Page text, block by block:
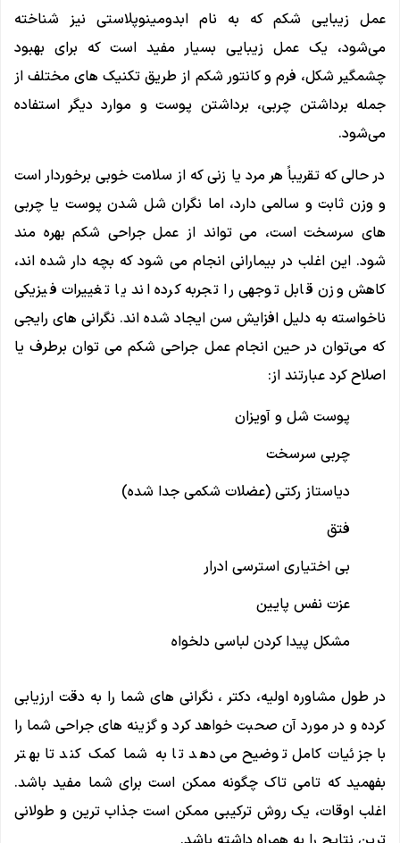
عمل زیبایی شکم که به نام ابدومینوپلاستی نیز شناخته
می‌شود، یک عمل زیبایی بسیار مفید است که برای بهبود
چشمگیر شکل، فرم و کانتور شکم از طریق تکنیک‌ های مختلف از
جمله برداشتن چربی، برداشتن پوست و موارد دیگر استفاده
می‌شود.
در حالی که تقریباً هر مرد یا زنی که از سلامت خوبی برخوردار است
و وزن ثابت و سالمی دارد، اما نگران شل شدن پوست یا چربی
های سرسخت است، می تواند از عمل جراحی شکم بهره مند
شود. این اغلب در بیمارانی انجام می شود که بچه دار شده اند،
کاهش وزن قابل توجهی را تجربه کرده اند یا تغییرات فیزیکی
ناخواسته به دلیل افزایش سن ایجاد شده اند. نگرانی‌ های رایجی
که می‌توان در حین انجام عمل جراحی شکم می توان برطرف یا
اصلاح کرد عبارتند از:
پوست شل و آویزان
چربی سرسخت
دیاستاز رکتی (عضلات شکمی جدا شده)
فتق
بی اختیاری استرسی ادرار
عزت نفس پایین
مشکل پیدا کردن لباسی دلخواه
در طول مشاوره اولیه، دکتر ، نگرانی ‌های شما را به دقت ارزیابی
کرده و در مورد آن صحبت خواهد کرد و گزینه ‌های جراحی شما را
با جزئیات کامل توضیح می‌دهد تا به شما کمک کند تا بهتر
بفهمید که تامی تاک چگونه ممکن است برای شما مفید باشد.
اغلب اوقات، یک روش ترکیبی ممکن است جذاب ترین و طولانی